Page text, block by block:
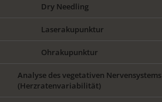
Dry Needling
Laserakupunktur
Ohrakupunktur
Analyse des vegetativen Nervensystems
(Herzratenvariabilität)